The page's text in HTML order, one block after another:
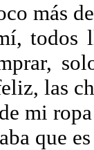
más
todos
las
mi
que